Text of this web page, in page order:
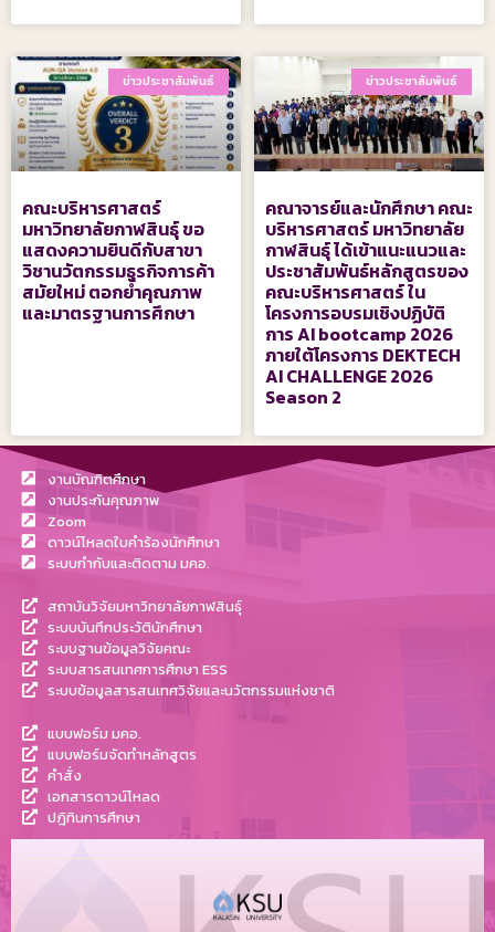
ข่าวประชาสัมพันธ์
คณะบริหารศาสตร์
มหาวิทยาลัยกาฬสินธุ์ ขอ
แสดงความยินดีกับสาขา
วิชานวัตกรรมธุรกิจการค้า
สมัยใหม่ ตอกย้ำคุณภาพ
และมาตรฐานการศึกษา
ข่าวประชาสัมพันธ์
คณาจารย์และนักศึกษา คณะ
บริหารศาสตร์ มหาวิทยาลัย
กาฬสินธุ์ ได้เข้าแนะแนวและ
ประชาสัมพันธ์หลักสูตรของ
คณะบริหารศาสตร์ ใน
โครงการอบรมเชิงปฏิบัติ
การ AI bootcamp 2026
ภายใต้โครงการ DEKTECH
AI CHALLENGE 2026
Season 2
งานบัณฑิตศึกษา
งานประกันคุณภาพ
Zoom
ดาวน์โหลดใบคำร้องนักศึกษา
ระบบกำกับและติดตาม มคอ.
สถาบันวิจัยมหาวิทยาลัยกาฬสินธุ์
ระบบบันทึกประวัตินักศึกษา
ระบบฐานข้อมูลวิจัยคณะ
ระบบสารสนเทศการศึกษา ESS
ระบบข้อมูลสารสนเทศวิจัยและนวัตกรรมแห่งชาติ
แบบฟอร์ม มคอ.
แบบฟอร์มจัดทำหลักสูตร
คำสั่ง
เอกสารดาวน์โหลด
ปฎิทินการศึกษา